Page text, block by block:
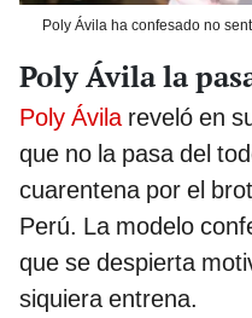
Poly Ávila ha confesado no
Poly Ávila la
Poly Ávilareveló en
que no la pasa del
cuarentena por el
Perú. La modelo
que se despierta
siquiera entrena.